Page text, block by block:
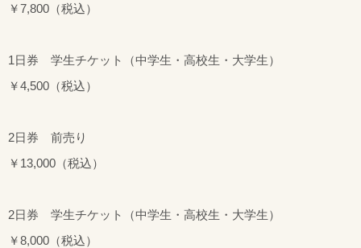
￥7,800（税込）
1日券 学生チケット（中学生・高校生・大学生）
￥4,500（税込）
2日券 前売り
￥13,000（税込）
2日券 学生チケット（中学生・高校生・大学生）
￥8,000（税込）